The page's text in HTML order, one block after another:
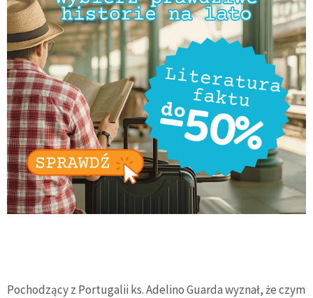
Pochodzący z Portugalii ks. Adelino Guarda wyznał, że czym